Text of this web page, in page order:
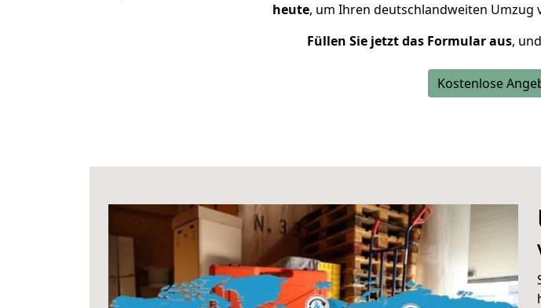
heute, um Ihren deutschlandweiten Umzug
Füllen Sie jetzt das Formular aus,
Kostenlose